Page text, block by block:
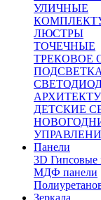
УЛИЧНЫЕ
ЛЮСТРЫ
ТОЧЕЧНЫЕ
ТРЕКОВОЕ
ПОДСВЕТКА
ДЕТСКИЕ
Панели
3D Гипсовые
МДФ панели
Зеркала